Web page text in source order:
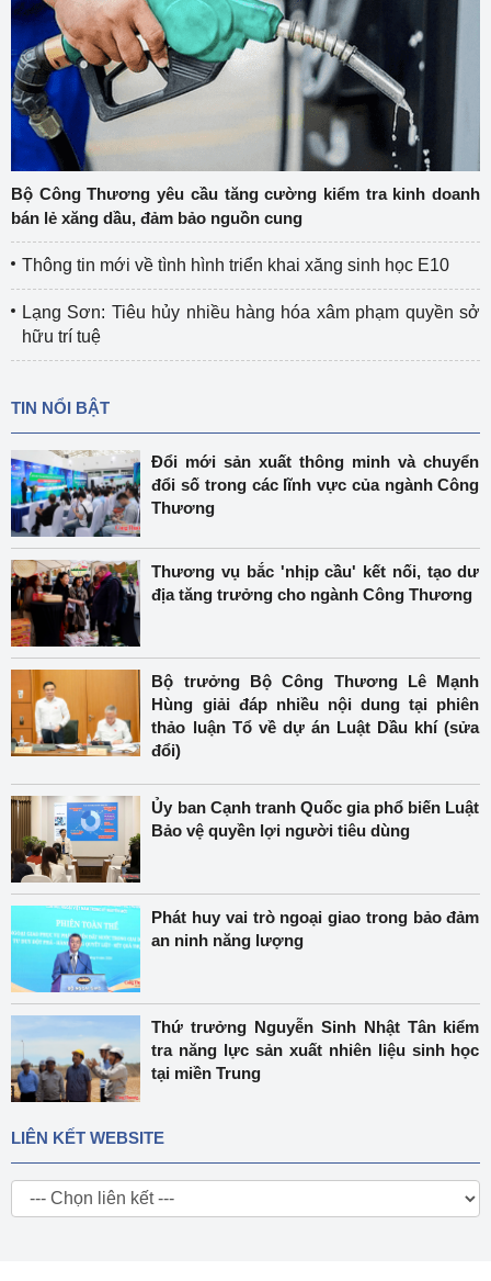
Bộ Công Thương yêu cầu tăng cường kiểm tra kinh doanh
bán lẻ xăng dầu, đảm bảo nguồn cung
Thông tin mới về tình hình triển khai xăng sinh học E10
Lạng Sơn: Tiêu hủy nhiều hàng hóa xâm phạm quyền sở
hữu trí tuệ
TIN NỔI BẬT
Đổi mới sản xuất thông minh và chuyển
đổi số trong các lĩnh vực của ngành Công
Thương
Thương vụ bắc 'nhịp cầu' kết nối, tạo dư
địa tăng trưởng cho ngành Công Thương
Bộ trưởng Bộ Công Thương Lê Mạnh
Hùng giải đáp nhiều nội dung tại phiên
thảo luận Tổ về dự án Luật Dầu khí (sửa
đổi)
Ủy ban Cạnh tranh Quốc gia phổ biến Luật
Bảo vệ quyền lợi người tiêu dùng
Phát huy vai trò ngoại giao trong bảo đảm
an ninh năng lượng
Thứ trưởng Nguyễn Sinh Nhật Tân kiểm
tra năng lực sản xuất nhiên liệu sinh học
tại miền Trung
LIÊN KẾT WEBSITE